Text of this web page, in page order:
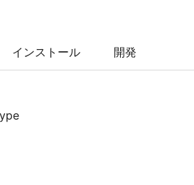
インストール 開発